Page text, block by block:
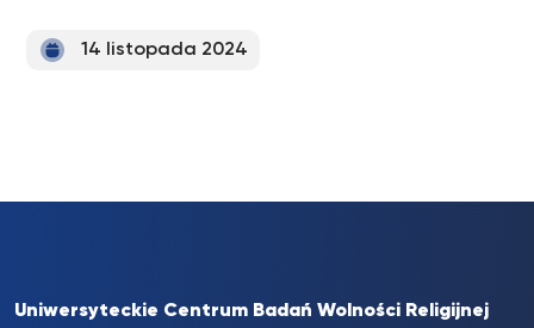
14 listopada 2024
Uniwersyteckie Centrum Badań Wolności Religijnej